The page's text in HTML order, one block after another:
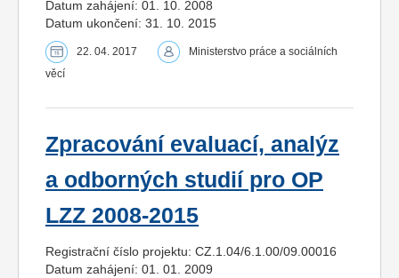
Datum zahájení: 01. 10. 2008
Datum ukončení: 31. 10. 2015
22. 04. 2017
Ministerstvo práce a sociálních
věcí
Zpracování evaluací, analýz
a odborných studií pro OP
LZZ 2008-2015
Registrační číslo projektu: CZ.1.04/6.1.00/09.00016
Datum zahájení: 01. 01. 2009